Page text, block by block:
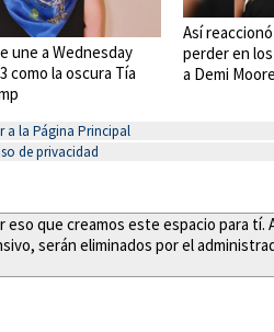
une a Wednesday
como la oscura Tía
Así
perder en
a Demi
a la Página Principal
de privacidad
que creamos este espacio para tí.
serán eliminados por el